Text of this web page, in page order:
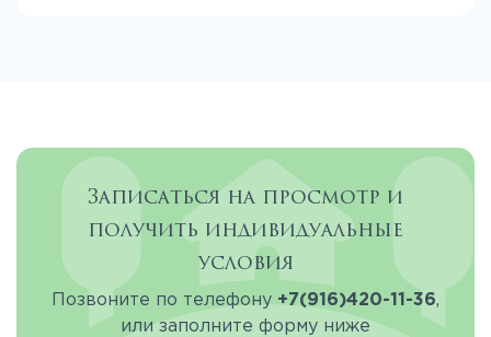
Записаться на просмотр и
получить индивидуальные
условия
Позвоните по телефону +7(916)420-11-36,
или заполните форму ниже